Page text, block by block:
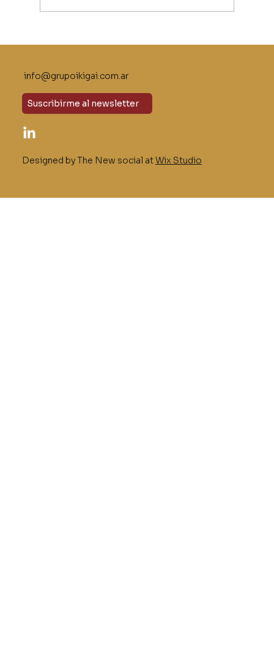
info@grupoikigai.com.ar
Suscribirme al newsletter
Designed by The New social atWix Studio